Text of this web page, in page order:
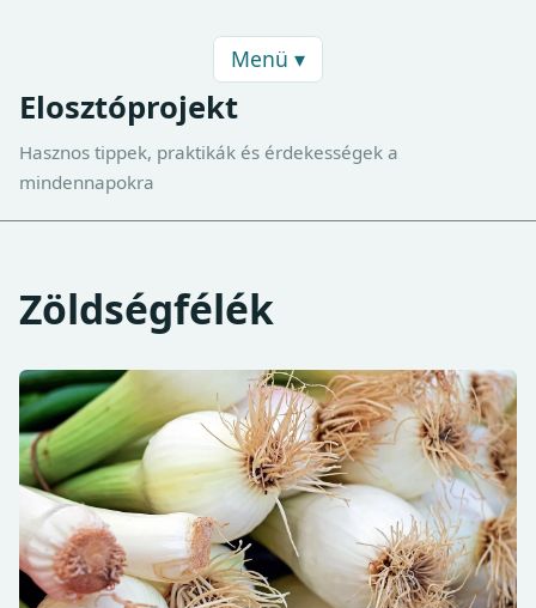
Menü ▾
Elosztóprojekt
Hasznos tippek, praktikák és érdekességek a
mindennapokra
Zöldségfélék